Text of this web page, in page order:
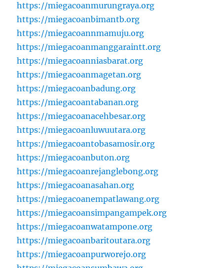
https://miegacoanmurungraya.org
https://miegacoanbimantb.org
https://miegacoannmamuju.org
https://miegacoanmanggaraintt.org
https://miegacoanniasbarat.org
https://miegacoanmagetan.org
https://miegacoanbadung.org
https://miegacoantabanan.org
https://miegacoanacehbesar.org
https://miegacoanluwuutara.org
https://miegacoantobasamosir.org
https://miegacoanbuton.org
https://miegacoanrejanglebong.org
https://miegacoanasahan.org
https://miegacoanempatlawang.org
https://miegacoansimpangampek.org
https://miegacoanwatampone.org
https://miegacoanbaritoutara.org
https://miegacoanpurworejo.org